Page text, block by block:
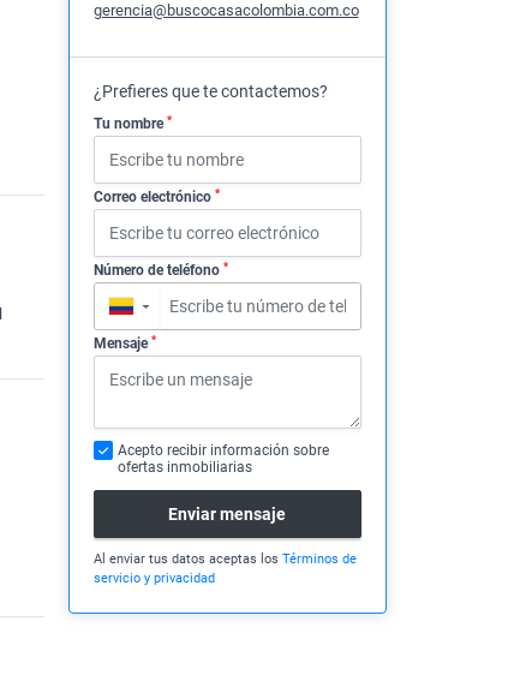
gerencia@buscocasacolombia.com.co
¿Prefieres que te contactemos?
Tu nombre *
Correo electrónico *
Número de teléfono *
▼
Mensaje *
Acepto recibir información sobre
ofertas inmobiliarias
Enviar mensaje
Al enviar tus datos aceptas los Términos de
servicio y privacidad